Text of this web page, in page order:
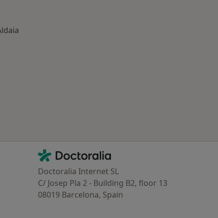
Contacto
Doctoralia - Página de inicio
Doctoralia Internet SL
C/ Josep Pla 2 - Building B2, floor 13
08019 Barcelona, Spain